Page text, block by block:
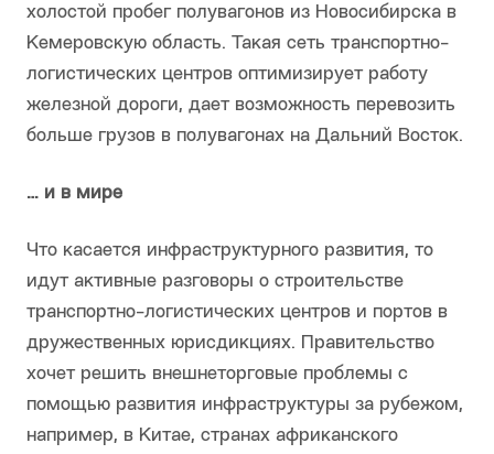
холостой пробег полувагонов из Новосибирска в
Кемеровскую область. Такая сеть транспортно-
логистических центров оптимизирует работу
железной дороги, дает возможность перевозить
больше грузов в полувагонах на Дальний Восток.
… и в мире
Что касается инфраструктурного развития, то
идут активные разговоры о строительстве
транспортно-логистических центров и портов в
дружественных юрисдикциях. Правительство
хочет решить внешнеторговые проблемы с
помощью развития инфраструктуры за рубежом,
например, в Китае, странах африканского